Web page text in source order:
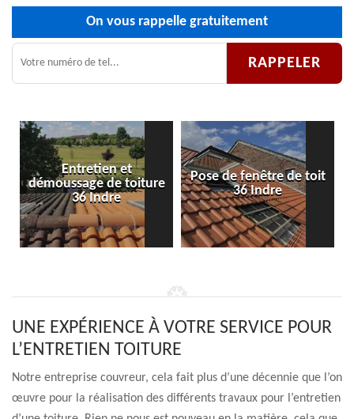
On vous rappelle gratuitement
Entretien et
démoussage de toiture
36 Indre
Pose de fenêtre de toit
36 Indre
UNE EXPÉRIENCE À VOTRE SERVICE POUR
L’ENTRETIEN TOITURE
Notre entreprise couvreur, cela fait plus d’une décennie que l’on
œuvre pour la réalisation des différents travaux pour l’entretien